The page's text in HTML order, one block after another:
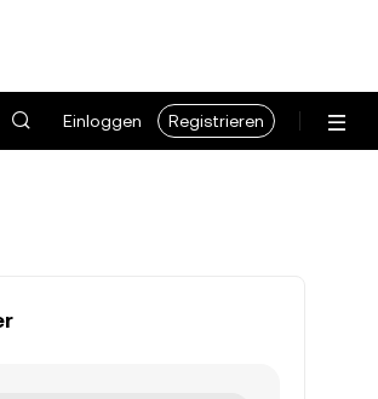
Einloggen Registrieren